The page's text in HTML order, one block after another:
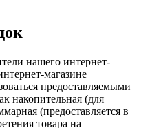
нашего интернет-
магазине
предоставляемыми
накопительная (для
(предоставляется в
товара на